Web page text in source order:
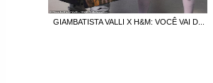
GIAMBATISTA VALLI X H&M: VOCÊ VAI D...